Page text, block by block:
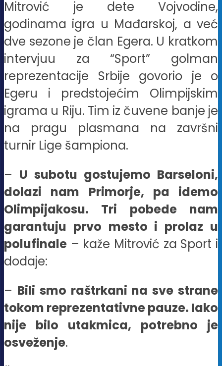
Mitrović je dete Vojvodine,
godinama igra u Mađarskoj, a već
dve sezone je član Egera. U kratkom
intervjuu za “Sport” golman
reprezentacije Srbije govorio je o
Egeru i predstojećim Olimpijskim
igrama u Riju. Tim iz čuvene banje je
na pragu plasmana na završni
turnir Lige šampiona.
– U subotu gostujemo Barseloni,
dolazi nam Primorje, pa idemo
Olimpijakosu. Tri pobede nam
garantuju prvo mesto i prolaz u
polufinale – kaže Mitrović za Sport i
dodaje:
– Bili smo raštrkani na sve strane
tokom reprezentativne pauze. Iako
nije bilo utakmica, potrebno je
osveženje.